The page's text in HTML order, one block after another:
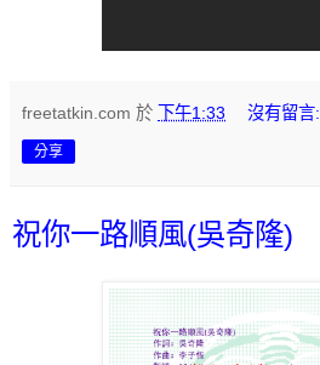
freetatkin.com 於 下午1:33 沒有留言:
分享
祝你一路順風(吳奇隆)